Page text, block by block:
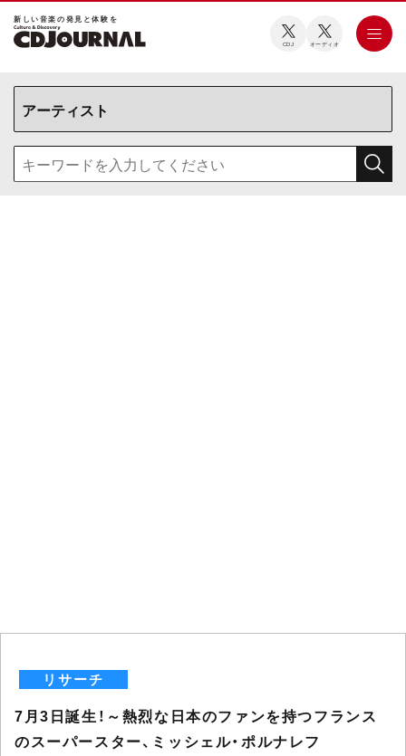
新しい⾳楽の発⾒と体験を
CDJ オーディオ
リサーチ
7月3日誕生！～熱烈な日本のファンを持つフランス
のスーパースター、ミッシェル・ポルナレフ